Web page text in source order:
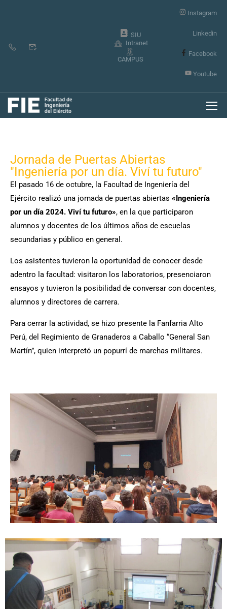
SIU
Intranet
CAMPUS
Instagram
Linkedin
Facebook
Youtube
Jornada de Puertas Abiertas
"Ingeniería por un día. Viví tu futuro"
El pasado 16 de octubre, la Facultad de Ingeniería del
Ejército realizó una jornada de puertas abiertas «Ingeniería
por un día 2024. Viví tu futuro», en la que participaron
alumnos y docentes de los últimos años de escuelas
secundarias y público en general.
Los asistentes tuvieron la oportunidad de conocer desde
adentro la facultad: visitaron los laboratorios, presenciaron
ensayos y tuvieron la posibilidad de conversar con docentes,
alumnos y directores de carrera.
Para cerrar la actividad, se hizo presente la Fanfarria Alto
Perú, del Regimiento de Granaderos a Caballo “General San
Martín”, quien interpretó un popurrí de marchas militares.